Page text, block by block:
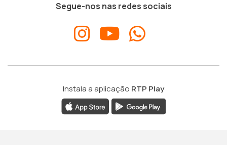
Segue-nos nas redes sociais
Instala a aplicação RTP Play